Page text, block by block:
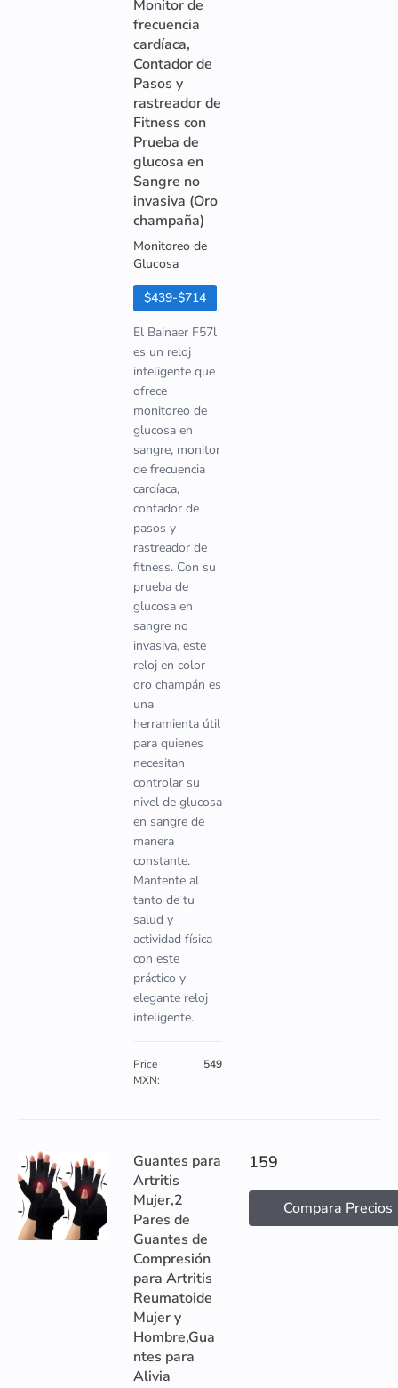
Monitor de
frecuencia
cardíaca,
Contador de
Pasos y
rastreador de
Fitness con
Prueba de
glucosa en
Sangre no
invasiva (Oro
champaña)
Monitoreo de
Glucosa
$439-$714
El Bainaer F57l
es un reloj
inteligente que
ofrece
monitoreo de
glucosa en
sangre, monitor
de frecuencia
cardíaca,
contador de
pasos y
rastreador de
fitness. Con su
prueba de
glucosa en
sangre no
invasiva, este
reloj en color
oro champán es
una
herramienta útil
para quienes
necesitan
controlar su
nivel de glucosa
en sangre de
manera
constante.
Mantente al
tanto de tu
salud y
actividad física
con este
práctico y
elegante reloj
inteligente.
Price
MXN:
549
Guantes para
Artritis
Mujer,2
Pares de
Guantes de
Compresión
para Artritis
Reumatoide
Mujer y
Hombre,Gua
ntes para
Alivia
159
Compara Precios